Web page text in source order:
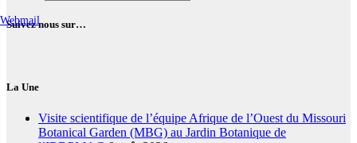
Webmail
Suivez nous sur…
La Une
Visite scientifique de l’équipe Afrique de l’Ouest du Missouri
Botanical Garden (MBG) au Jardin Botanique de